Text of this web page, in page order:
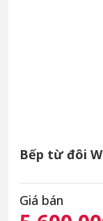
Bếp từ đôi
Giá bán